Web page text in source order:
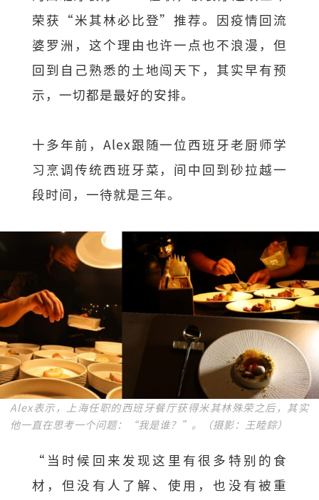
荣获“米其林必比登”推荐。因疫情回流
婆罗洲，这个理由也许一点也不浪漫，但
回到自己熟悉的土地闯天下，其实早有预
示，一切都是最好的安排。
十多年前，Alex跟随一位西班牙老厨师学
习烹调传统西班牙菜，间中回到砂拉越一
段时间，一待就是三年。
Alex表示，上海任职的西班牙餐厅获得米其林殊荣之后，其实
他一直在思考一个问题：“我是谁？”。（摄影：王睦錝）
“当时候回来发现这里有很多特别的食
材，但没有人了解、使用，也没有被重